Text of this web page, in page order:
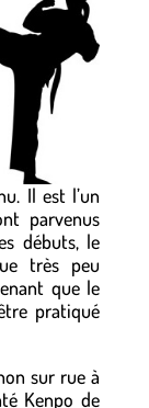
Il est l’un
parvenus
débuts, le
très peu
que le
pratiqué
sur rue à
Kenpo de